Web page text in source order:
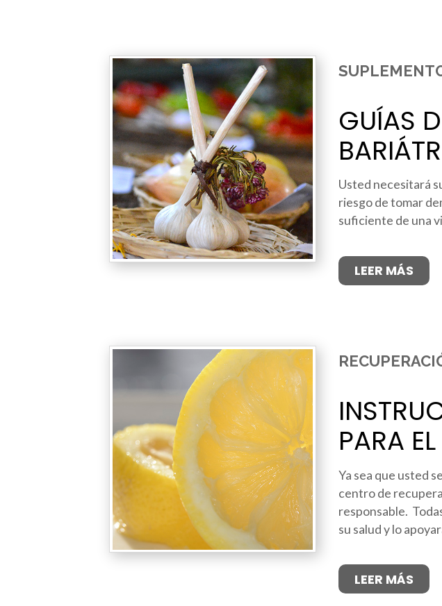
GUÍAS
Usted necesitará
riesgo de tomar
suficiente de una
LEER MÁS
PARA
Ya sea que usted
centro de
responsable.
su salud y lo
LEER MÁS